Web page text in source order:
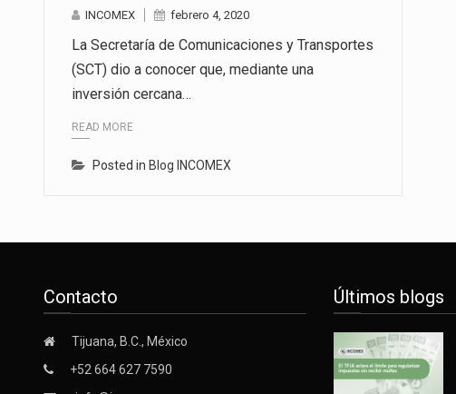
INCOMEX febrero 4, 2020
La Secretaría de Comunicaciones y Transportes
(SCT) dio a conocer que, mediante una
inversión cercana…
READ MORE
Posted in Blog INCOMEX
Contacto
Tijuana, B.C., México
+52 664 627 7590
Últimos blogs